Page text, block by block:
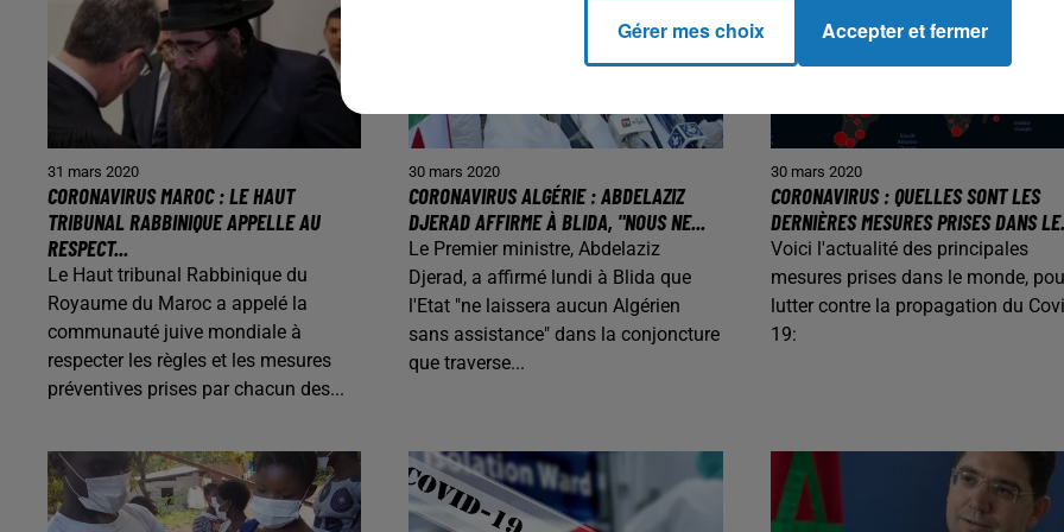
31 mars 2020
CORONAVIRUS MAROC : LE HAUT
TRIBUNAL RABBINIQUE APPELLE AU
RESPECT...
Le Haut tribunal Rabbinique du
Royaume du Maroc a appelé la
communauté juive mondiale à
respecter les règles et les mesures
préventives prises par chacun des...
30 mars 2020
CORONAVIRUS ALGÉRIE : ABDELAZIZ
DJERAD AFFIRME À BLIDA, "NOUS NE...
Le Premier ministre, Abdelaziz
Djerad, a affirmé lundi à Blida que
l'Etat "ne laissera aucun Algérien
sans assistance" dans la conjoncture
que traverse...
30 mars 2020
CORONAVIRUS : QUELLES SONT LES
DERNIÈRES MESURES PRISES DANS
Voici l'actualité des principales
mesures prises dans le monde,
lutter contre la propagation du
19:
Gérer mes choix Accepter et fermer